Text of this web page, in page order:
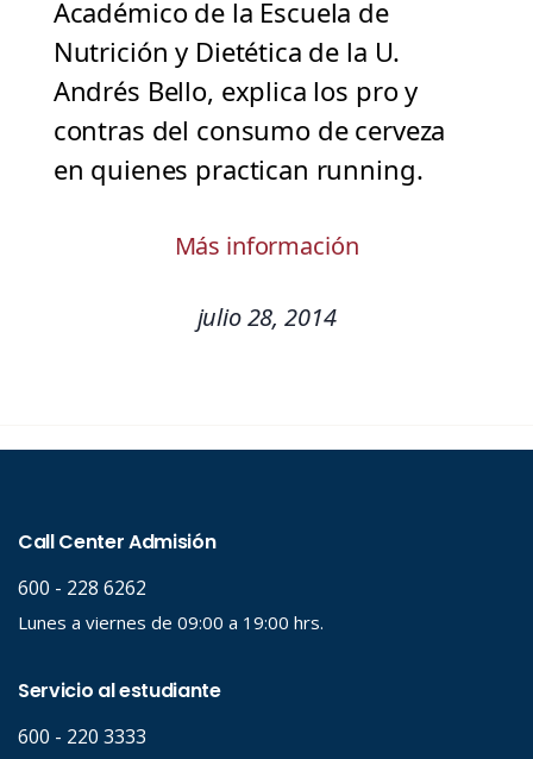
Académico de la Escuela de
Nutrición y Dietética de la U.
Andrés Bello, explica los pro y
contras del consumo de cerveza
en quienes practican running.
Más información
julio 28, 2014